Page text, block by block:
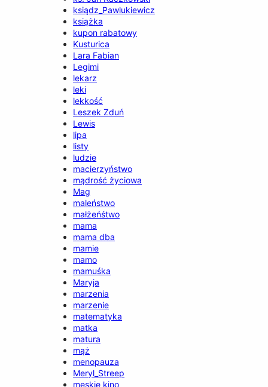
ksiądz_Pawlukiewicz
książka
kupon rabatowy
Kusturica
Lara Fabian
Legimi
lekarz
leki
lekkość
Leszek Zduń
Lewis
lipa
listy
ludzie
macierzyństwo
mądrość życiowa
Mag
maleństwo
małżeńśtwo
mama
mama dba
mamie
mamo
mamuśka
Maryja
marzenia
marzenie
matematyka
matka
matura
mąż
menopauza
Meryl_Streep
męskie kino